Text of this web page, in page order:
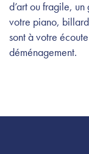
d’art ou fragile,
votre piano,
sont à votre
déménagement.